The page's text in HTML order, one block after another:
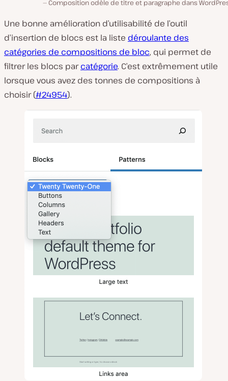
Composition odèle de titre et paragraphe dans
Une bonne amélioration d’utilisabilité de l’outil
d’insertion de blocs est la liste déroulante des
catégories de compositions de bloc, qui permet de
filtrer les blocs parcatégorie. C’est extrêmement utile
lorsque vous avez des tonnes de compositions à
choisir (#24954).